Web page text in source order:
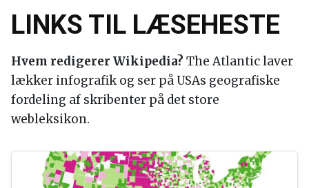
LINKS TIL LÆSEHESTE
Hvem redigerer Wikipedia? The Atlantic laver
lækker infografik og ser på USAs geografiske
fordeling af skribenter på det store
webleksikon.